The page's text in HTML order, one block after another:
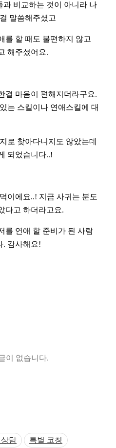
과 비교하는 것이 아니라 나
말씀해주셨고
를 할 때도 불편하지 않고
해주셨어요.
결 마음이 편해지더라구요.
는 스킬이나 연애스킬에 대
로 찾아다니지도 않았는데
되었습니다..!
이에요..! 지금 사귀는 분도
다고 하더라고요.
를 연애 할 준비가 된 사람
. 감사해요!
이 없습니다.
담
특별 코칭